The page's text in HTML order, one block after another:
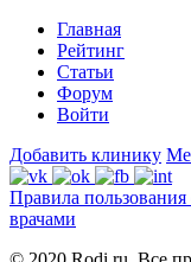
Главная
Рейтинг
Статьи
Форум
Войти
Добавить клинику
Правила
врачами